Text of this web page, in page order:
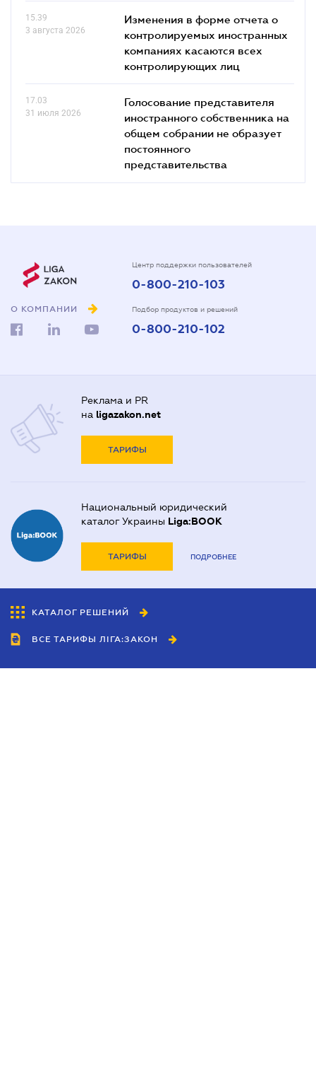
15.39
3 августа 2026
Изменения в форме отчета о
контролируемых иностранных
компаниях касаются всех
контролирующих лиц
17.03
31 июля 2026
Голосование представителя
иностранного собственника на
общем собрании не образует
постоянного
представительства
О КОМПАНИИ
Центр поддержки пользователей
0-800-210-103
Подбор продуктов и решений
0-800-210-102
Реклама и PR
на ligazakon.net
ТАРИФЫ
Национальный юридический
каталог Украины Liga:BOOK
ТАРИФЫ ПОДРОБНЕЕ
КАТАЛОГ РЕШЕНИЙ
ВСЕ ТАРИФЫ ЛІГА:ЗАКОН